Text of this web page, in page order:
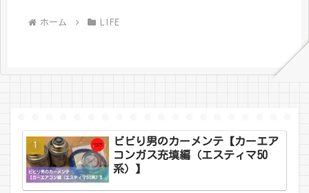
ホーム LIFE
ビビり男のカーメンテ【カーエア
コンガス充填編（エスティマ50
系）】